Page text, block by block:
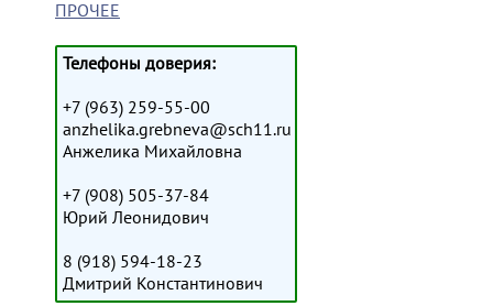
ПРОЧЕЕ
Телефоны доверия:
+7 (963) 259-55-00
anzhelika.grebneva@sch11.ru
Анжелика Михайловна
+7 (908) 505-37-84
Юрий Леонидович
8 (918) 594-18-23
Дмитрий Константинович